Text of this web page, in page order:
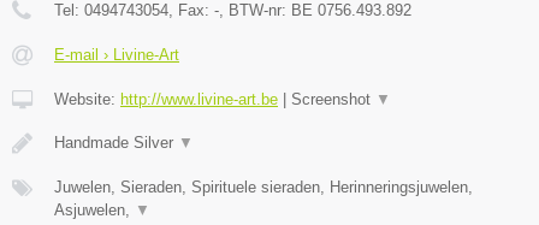
Tel: 0494743054, Fax: -, BTW-nr: BE 0756.493.892
E-mail › Livine-Art
Website: http://www.livine-art.be Screenshot ▼
Handmade Silver ▼
Juwelen, Sieraden, Spirituele sieraden, Herinneringsjuwelen,
Asjuwelen, ▼